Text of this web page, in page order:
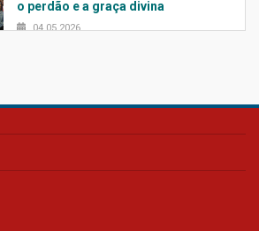
o perdão e a graça divina
04.05.2026
Confira como foi o culto mensal